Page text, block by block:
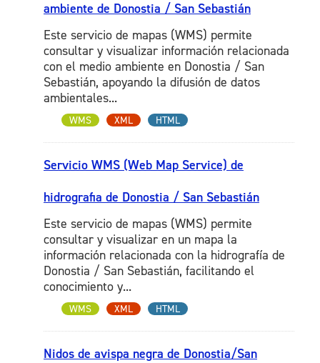
ambiente de Donostia / San Sebastián
Este servicio de mapas (WMS) permite
consultar y visualizar información relacionada
con el medio ambiente en Donostia / San
Sebastián, apoyando la difusión de datos
ambientales...
WMS XML HTML
Servicio WMS (Web Map Service) de
hidrografia de Donostia / San Sebastián
Este servicio de mapas (WMS) permite
consultar y visualizar en un mapa la
información relacionada con la hidrografía de
Donostia / San Sebastián, facilitando el
conocimiento y...
WMS XML HTML
Nidos de avispa negra de Donostia/San